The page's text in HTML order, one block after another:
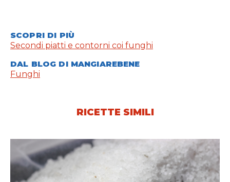
SCOPRI DI PIÙ
Secondi piatti e contorni coi funghi
DAL BLOG DI MANGIAREBENE
Funghi
RICETTE SIMILI